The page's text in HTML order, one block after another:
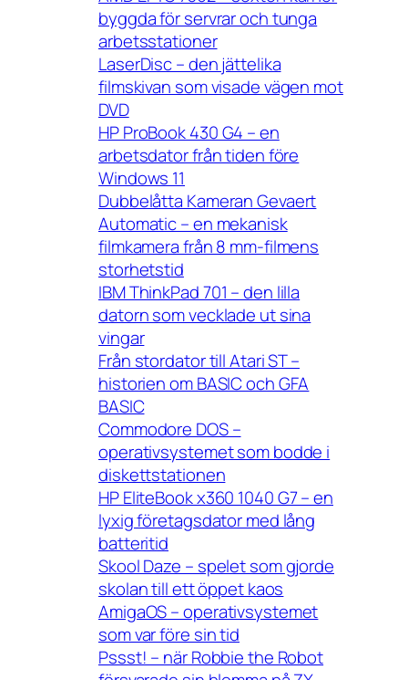
byggda för servrar och tunga
arbetsstationer
LaserDisc – den jättelika
filmskivan som visade vägen mot
DVD
HP ProBook 430 G4 – en
arbetsdator från tiden före
Windows 11
Dubbelåtta Kameran Gevaert
Automatic – en mekanisk
filmkamera från 8 mm-filmens
storhetstid
IBM ThinkPad 701 – den lilla
datorn som vecklade ut sina
vingar
Från stordator till Atari ST –
historien om BASIC och GFA
BASIC
Commodore DOS –
operativsystemet som bodde i
diskettstationen
HP EliteBook x360 1040 G7 – en
lyxig företagsdator med lång
batteritid
Skool Daze – spelet som gjorde
skolan till ett öppet kaos
AmigaOS – operativsystemet
som var före sin tid
Pssst! – när Robbie the Robot